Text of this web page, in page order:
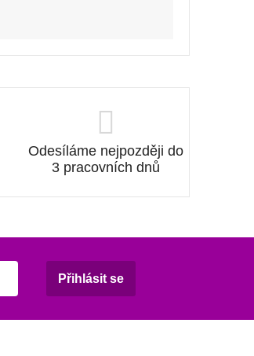
Odesíláme nejpozději do
3 pracovních dnů
Přihlásit se